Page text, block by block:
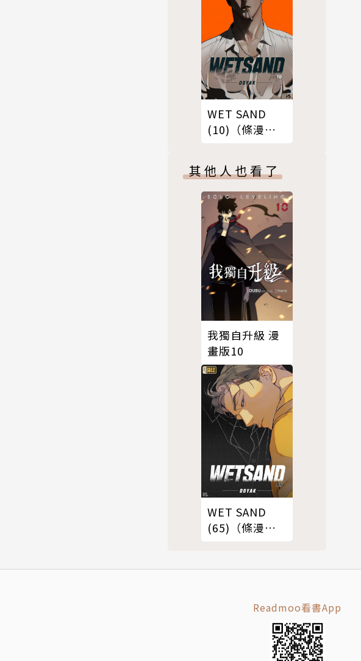
WET SAND
(10)（條漫
其他人也看了
我獨自升級 漫
畫版10
WET SAND
(65)（條漫
Readmoo看書App